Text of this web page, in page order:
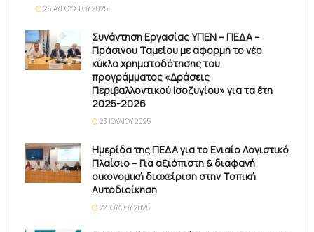
26 ΑΥΓΟΎΣΤΟΥ 2025
Συνάντηση Εργασίας ΥΠΕΝ – ΠΕΔΑ –
Πράσινου Ταμείου με αφορμή το νέο
κύκλο χρηματοδότησης του
προγράμματος «Δράσεις
Περιβαλλοντικού Ισοζυγίου» για τα έτη
2025-2026
23 ΙΟΥΛΊΟΥ 2025
Ημερίδα της ΠΕΔΑ για το Ενιαίο Λογιστικό
Πλαίσιο – Για αξιόπιστη & διαφανή
οικονομική διαχείριση στην Τοπική
Αυτοδιοίκηση
22 ΙΟΥΛΊΟΥ 2025